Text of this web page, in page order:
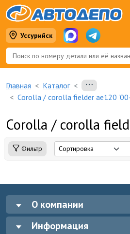
Уссурийск
Главная
Каталог
Corolla / corolla fielder ae120
Corolla / corolla
Фильтр
О компании
Информация